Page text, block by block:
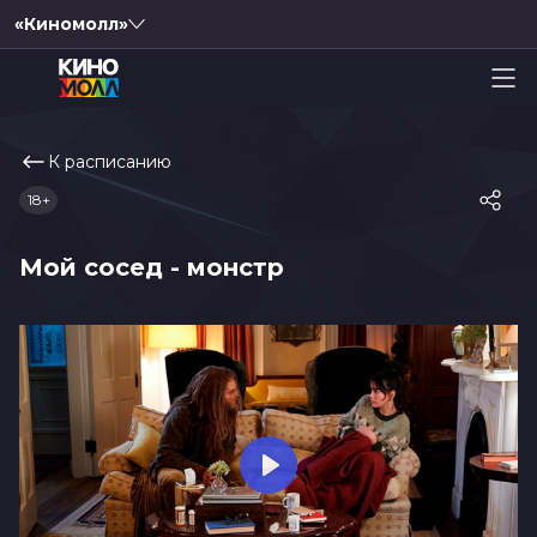
«Киномолл»
К расписанию
Мой сосед - монстр
18+
Play